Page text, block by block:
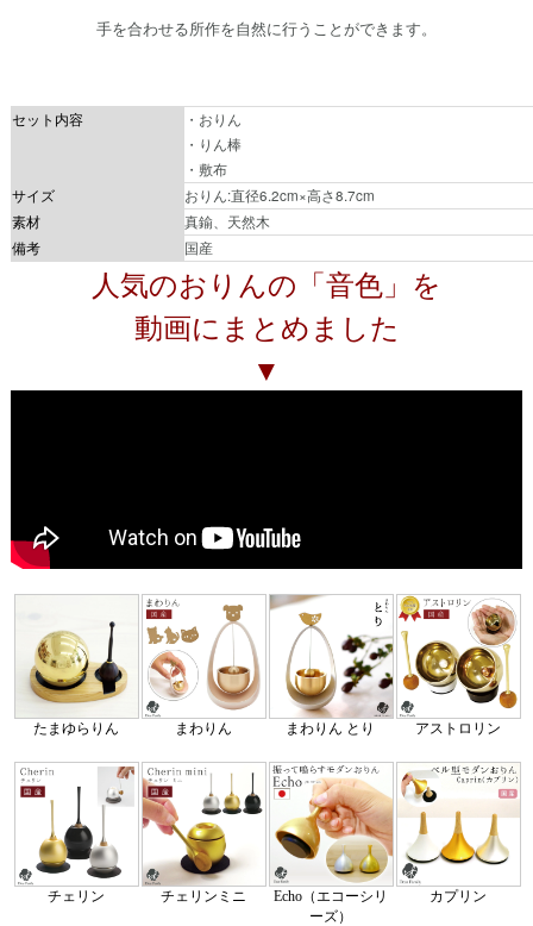
手を合わせる所作を自然に行うことができます。
セット内容
・おりん
・りん棒
・敷布
サイズ
おりん:直径6.2cm×高さ8.7cm
素材
真鍮、天然木
備考
国産
人気のおりんの「音色」を
動画にまとめました
▼